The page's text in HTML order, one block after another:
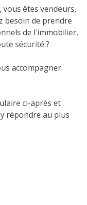
êtes vendeurs,
besoin de prendre
de l'immobilier,
sécurité ?
accompagner
ci-après et
répondre au plus